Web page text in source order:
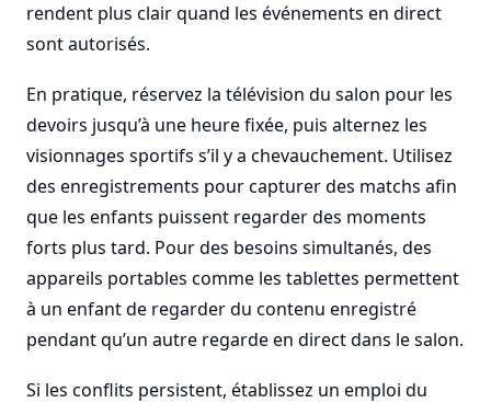
rendent plus clair quand les événements en direct
sont autorisés.
En pratique, réservez la télévision du salon pour les
devoirs jusqu’à une heure fixée, puis alternez les
visionnages sportifs s’il y a chevauchement. Utilisez
des enregistrements pour capturer des matchs afin
que les enfants puissent regarder des moments
forts plus tard. Pour des besoins simultanés, des
appareils portables comme les tablettes permettent
à un enfant de regarder du contenu enregistré
pendant qu’un autre regarde en direct dans le salon.
Si les conflits persistent, établissez un emploi du